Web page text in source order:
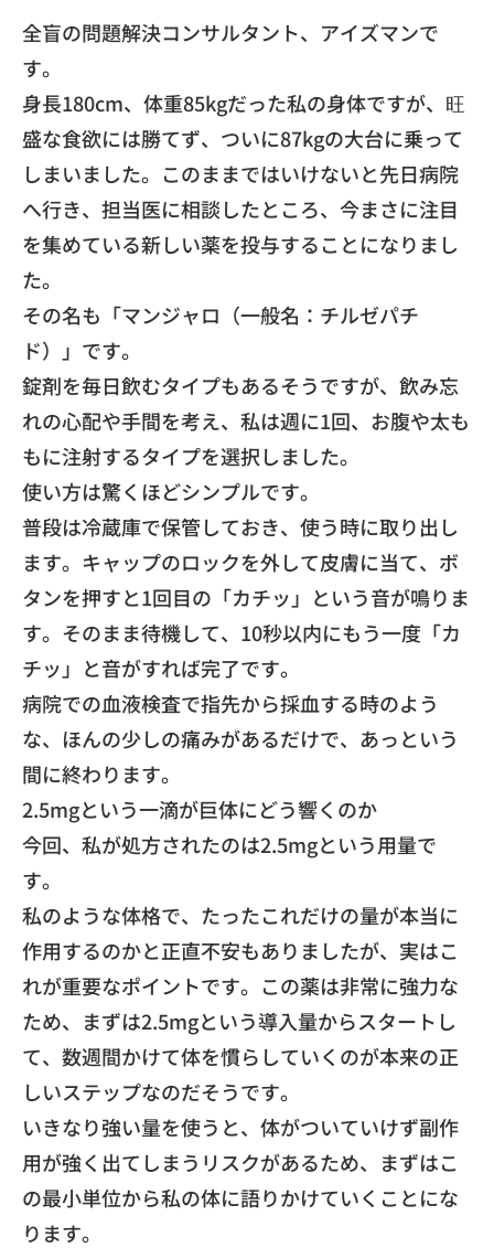
​全盲の問題解決コンサルタント、アイズマンで
す。
​身長180cm、体重85kgだった私の身体ですが、 旺
盛な食欲には勝てず、 ついに87kgの大台に乗って
しまいました。 このままではいけないと先日病院
へ行き、 担当医に相談したところ、 今まさに注目
を集めている新しい薬を投与することになりまし
た。
​その名も「マンジャロ（一般名：チルゼパチ
ド）」です。
​錠剤を毎日飲むタイプもあるそうですが、 飲み忘
れの心配や手間を考え、私は週に1回、 お腹や太も
もに注射するタイプを選択しました。
​使い方は驚くほどシンプルです。
普段は冷蔵庫で保管しておき、使う時に取り出し
ます。 キャップのロックを外して皮膚に当て、ボ
タンを押すと1回目の「カチッ」という音が鳴りま
す。そのまま待機して、 10秒以内にもう一度「カ
チッ」と音がすれば完了です。
​病院での血液検査で指先から採血する時のよう
な、 ほんの少しの痛みがあるだけで、あっという
間に終わります。
​2.5mgという一滴が巨体にどう響くのか
​今回、私が処方されたのは2.5mgという用量で
す。
私のような体格で、 たったこれだけの量が本当に
作用するのかと正直不安もありましたが、実はこ
れが重要なポイントです。この薬は非常に強力な
ため、 まずは2.5mgという導入量からスタートし
て、 数週間かけて体を慣らしていくのが本来の正
しいステップなのだそうです。
​いきなり強い量を使うと、 体がついていけず副作
用が強く出てしまうリスクがあるため、 まずはこ
の最小単位から私の体に語りかけていくことにな
ります。